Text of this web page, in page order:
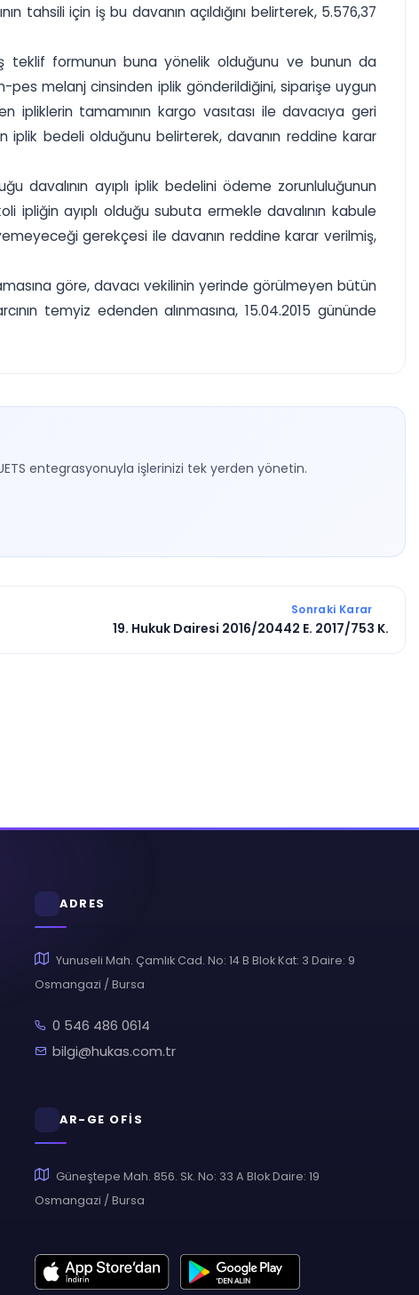
tahsili için iş bu davanın açıldığını belirterek, 5.576,37
teklif formunun buna yönelik olduğunu ve bunun da
pes melanj cinsinden iplik gönderildiğini, siparişe uygun
ipliklerin tamamının kargo vasıtası ile davacıya geri
iplik bedeli olduğunu belirterek, davanın reddine karar
davalının ayıplı iplik bedelini ödeme zorunluluğunun
ipliğin ayıplı olduğu subuta ermekle davalının kabule
gerekçesi ile davanın reddine karar verilmiş,
göre, davacı vekilinin yerinde görülmeyen bütün
temyiz edenden alınmasına, 15.04.2015 gününde
entegrasyonuyla işlerinizi tek yerden yönetin.
Sonraki Karar
19. Hukuk Dairesi 2016/20442 E. 2017/753 K.
ADRES
Yunuseli Mah. Çamlık Cad. No: 14 B Blok Kat: 3 Daire: 9
Osmangazi / Bursa
0 546 486 0614
bilgi@hukas.com.tr
AR-GE OFİS
Güneştepe Mah. 856. Sk. No: 33 A Blok Daire: 19
Osmangazi / Bursa